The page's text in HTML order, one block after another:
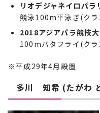
リオデジャネイロパ
競泳100m平泳ぎ(ク
2018アジアパラ競技
100mバタフライ(ク
※平成29年4月設置
多川 知希 (たがわ